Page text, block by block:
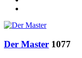
Der Master 1077